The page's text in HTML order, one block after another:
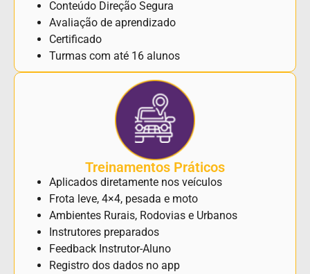
Conteúdo Direção Segura
Avaliação de aprendizado
Certificado
Turmas com até 16 alunos
Treinamentos Práticos
Aplicados diretamente nos veículos
Frota leve, 4×4, pesada e moto
Ambientes Rurais, Rodovias e Urbanos
Instrutores preparados
Feedback Instrutor-Aluno
Registro dos dados no app